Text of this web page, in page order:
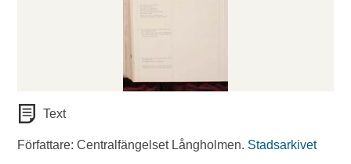
Text
Författare: Centralfängelset Långholmen. Stadsarkivet